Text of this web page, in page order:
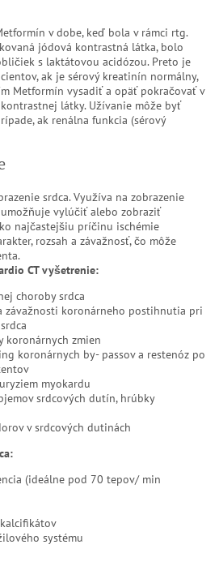
v dobe, keď bola v rámci rtg.
jódová kontrastná látka, bolo
s laktátovou acidózou. Preto je
ak je sérový kreatinín normálny,
Metformín vysadiť a opäť pokračovať v
látky. Užívanie môže byť
ak renálna funkcia (sérový
srdca. Využíva na zobrazenie
vylúčiť alebo zobraziť
najčastejšiu príčinu ischémie
rozsah a závažnosť, čo môže
CT vyšetrenie:
choroby srdca
závažnosti koronárneho postihnutia pri
koronárnych zmien
koronárnych by- passov a restenóz po
myokardu
srdcových dutín, hrúbky
v srdcových dutinách
(ideálne pod 70 tepov/ min
systému